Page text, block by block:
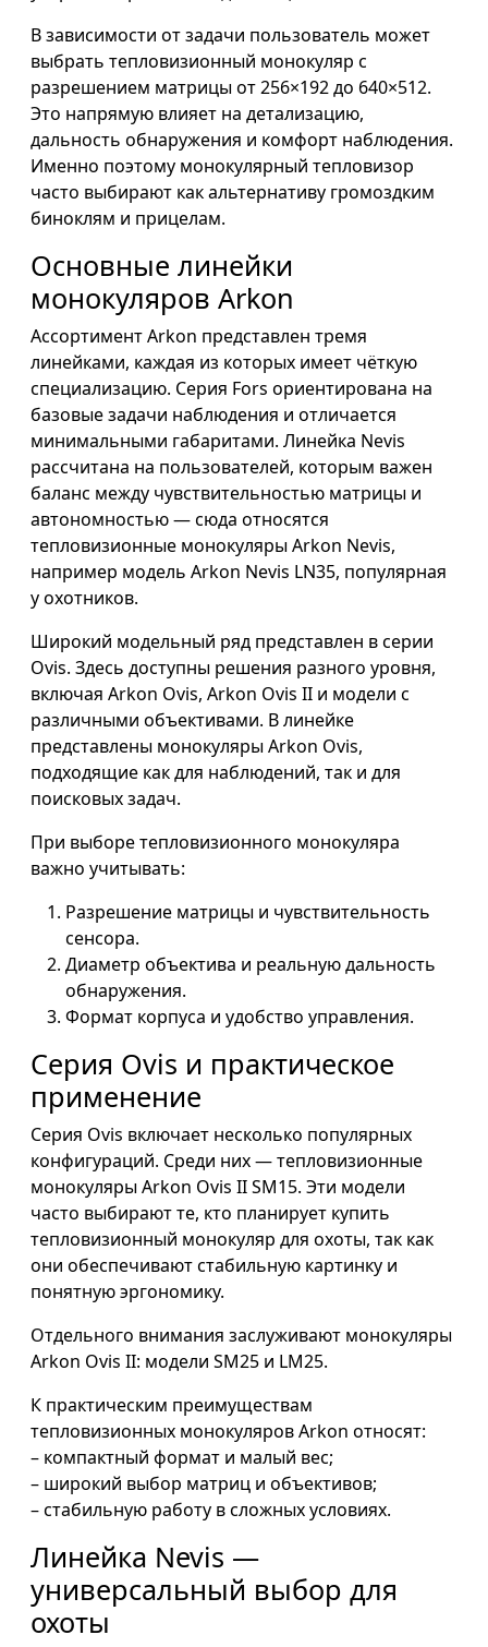
В зависимости от задачи пользователь может
выбрать тепловизионный монокуляр с
разрешением матрицы от 256×192 до 640×512.
Это напрямую влияет на детализацию,
дальность обнаружения и комфорт наблюдения.
Именно поэтому монокулярный тепловизор
часто выбирают как альтернативу громоздким
биноклям и прицелам.
Основные линейки
монокуляров Arkon
Ассортимент Arkon представлен тремя
линейками, каждая из которых имеет чёткую
специализацию. Серия Fors ориентирована на
базовые задачи наблюдения и отличается
минимальными габаритами. Линейка Nevis
рассчитана на пользователей, которым важен
баланс между чувствительностью матрицы и
автономностью — сюда относятся
тепловизионные монокуляры Arkon Nevis,
например модель Arkon Nevis LN35, популярная
у охотников.
Широкий модельный ряд представлен в серии
Ovis. Здесь доступны решения разного уровня,
включая Arkon Ovis, Arkon Ovis II и модели с
различными объективами. В линейке
представлены монокуляры Arkon Ovis,
подходящие как для наблюдений, так и для
поисковых задач.
При выборе тепловизионного монокуляра
важно учитывать:
Разрешение матрицы и чувствительность
сенсора.
Диаметр объектива и реальную дальность
обнаружения.
Формат корпуса и удобство управления.
Серия Ovis и практическое
применение
Серия Ovis включает несколько популярных
конфигураций. Среди них — тепловизионные
монокуляры Arkon Ovis II SM15. Эти модели
часто выбирают те, кто планирует купить
тепловизионный монокуляр для охоты, так как
они обеспечивают стабильную картинку и
понятную эргономику.
Отдельного внимания заслуживают монокуляры
Arkon Ovis II: модели SM25 и LM25.
К практическим преимуществам
тепловизионных монокуляров Arkon относят:
– компактный формат и малый вес;
– широкий выбор матриц и объективов;
– стабильную работу в сложных условиях.
Линейка Nevis —
универсальный выбор для
охоты